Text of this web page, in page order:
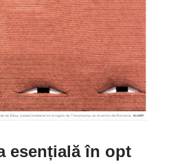
esențială în opt